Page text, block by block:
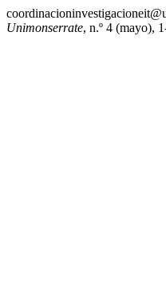
Unimonserrate, n.º 4 (mayo),